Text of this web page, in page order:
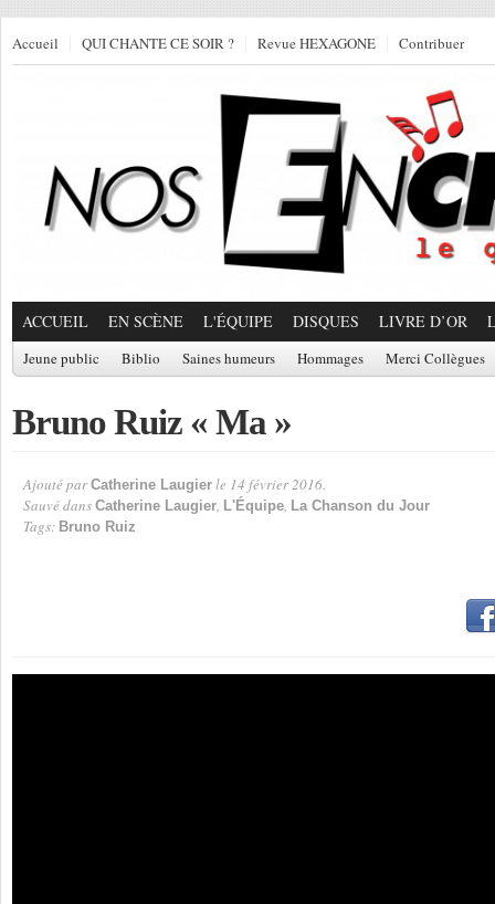
Accueil QUI CHANTE CE SOIR ? Revue HEXAGONE Contribuer
ACCUEIL EN SCÈNE L'ÉQUIPE DISQUES LIVRE D’OR
Jeune public Biblio Saines humeurs Hommages Merci Collègues
Bruno Ruiz « Ma »
Ajouté par Catherine Laugier le 14 février 2016.
Sauvé dans Catherine Laugier, L'Équipe, La Chanson du Jour
Tags: Bruno Ruiz